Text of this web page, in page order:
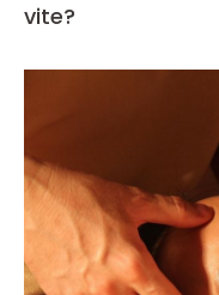
vite?